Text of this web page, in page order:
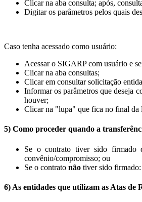
Clicar na aba consulta; após,
Digitar os parâmetros pelos quais
Caso tenha acessado como usuário:
Acessar o SIGARP com usuário e
Clicar na aba consultas;
Clicar em consultar solicitação
Informar os parâmetros que deseja
houver;
Clicar na "lupa" que fica no final da
5) Como proceder quando a
Se o contrato tiver sido firmado
convênio/compromisso; ou
Se o contrato não tiver sido
6) As entidades que utilizam as Atas de